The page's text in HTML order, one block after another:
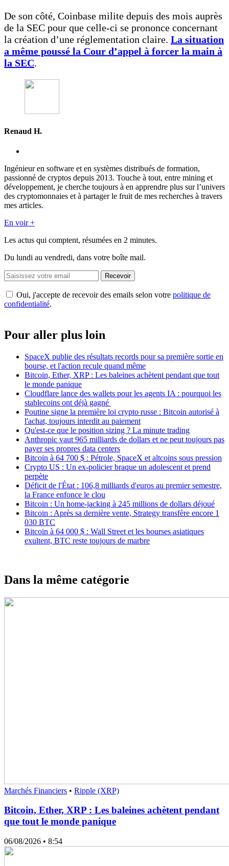
De son côté, Coinbase milite depuis des mois auprès
de la SEC pour que celle-ci se prononce concernant
la création d’une réglementation claire. La situation
a même poussé la Cour d’appel à forcer la main à
la SEC.
Renaud H.
Ingénieur en software et en systèmes distribués de formation,
passionné de cryptos depuis 2013. Touche à tout, entre mining et
développement, je cherche toujours à en apprendre plus sur l’univers
des cryptomonnaies et à partager le fruit de mes recherches à travers
mes articles.
En voir +
Les actus qui comptent, résumées en 2 minutes.
Du lundi au vendredi, dans votre boîte mail.
Recevoir
Oui, j'accepte de recevoir des emails selon votre politique de
confidentialité.
Pour aller plus loin
SpaceX publie des résultats records pour sa première sortie en
bourse, et l'action recule quand même
Bitcoin, Ether, XRP : Les baleines achètent pendant que tout
le monde panique
Cloudflare lance des wallets pour les agents IA : pourquoi les
stablecoins ont déjà gagné
Poutine signe la première loi crypto russe : Bitcoin autorisé à
l'achat, toujours interdit au paiement
Qu'est-ce que le position sizing ? La minute trading
Anthropic vaut 965 milliards de dollars et ne peut toujours pas
payer ses propres data centers
Bitcoin à 64 700 $ : Pétrole, SpaceX et altcoins sous pression
Crypto US : Un ex-policier braque un adolescent et prend
perpète
Déficit de l'État : 106,8 milliards d'euros au premier semestre,
la France enfonce le clou
Bitcoin : Un home-jacking à 245 millions de dollars déjoué
Bitcoin : Après sa dernière vente, Strategy transfère encore 1
030 BTC
Bitcoin à 64 000 $ : Wall Street et les bourses asiatiques
exultent, BTC reste toujours de marbre
Dans la même catégorie
Marchés Financiers • Ripple (XRP)
Bitcoin, Ether, XRP : Les baleines achètent pendant
que tout le monde panique
06/08/2026 • 8:54